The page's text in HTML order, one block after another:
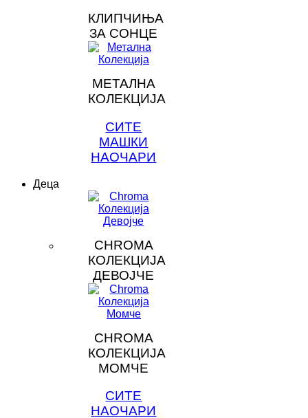
КЛИПЧИЊА
ЗА СОНЦЕ
МЕТАЛНА
КОЛЕКЦИЈА
СИТЕ
МАШКИ
НАОЧАРИ
Деца
CHROMA
КОЛЕКЦИЈА
ДЕВОЈЧЕ
CHROMA
КОЛЕКЦИЈА
МОМЧЕ
СИТЕ
НАОЧАРИ